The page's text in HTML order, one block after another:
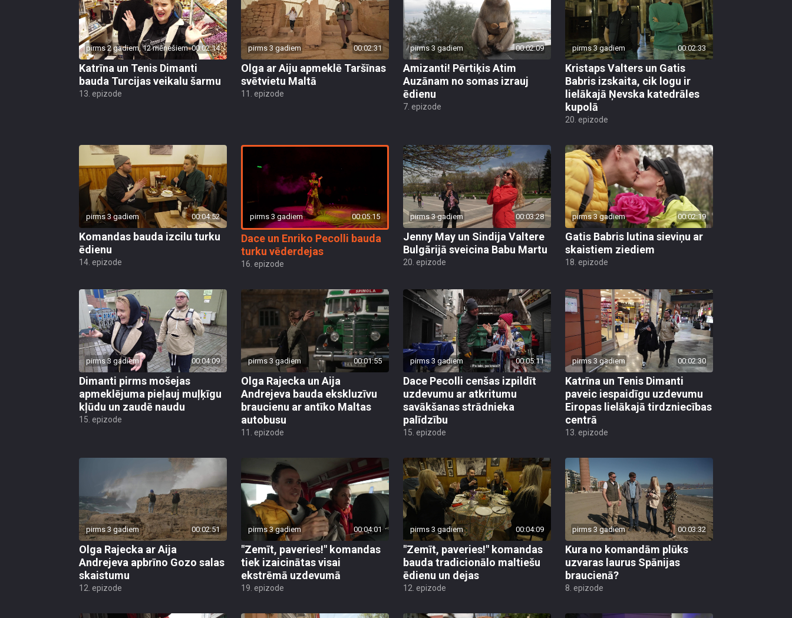
pirms 2 gadiem, 12 mēnešiem 00:02:14
Katrīna un Tenis Dimanti
bauda Turcijas veikalu šarmu
13. epizode
pirms 3 gadiem 00:02:31
Olga ar Aiju apmeklē Taršīnas
svētvietu Maltā
11. epizode
pirms 3 gadiem 00:02:09
Amizanti! Pērtiķis Atim
Auzānam no somas izrauj
ēdienu
7. epizode
pirms 3 gadiem 00:02:33
Kristaps Valters un Gatis
Babris izskaita, cik logu ir
lielākajā Ņevska katedrāles
kupolā
20. epizode
pirms 3 gadiem 00:04:52
Komandas bauda izcilu turku
ēdienu
14. epizode
pirms 3 gadiem 00:05:15
Dace un Enriko Pecolli bauda
turku vēderdejas
16. epizode
pirms 3 gadiem 00:03:28
Jenny May un Sindija Valtere
Bulgārijā sveicina Babu Martu
20. epizode
pirms 3 gadiem 00:02:19
Gatis Babris lutina sieviņu ar
skaistiem ziediem
18. epizode
pirms 3 gadiem 00:04:09
Dimanti pirms mošejas
apmeklējuma pieļauj muļķīgu
kļūdu un zaudē naudu
15. epizode
pirms 3 gadiem 00:01:55
Olga Rajecka un Aija
Andrejeva bauda ekskluzīvu
braucienu ar antīko Maltas
autobusu
11. epizode
pirms 3 gadiem 00:05:11
Dace Pecolli cenšas izpildīt
uzdevumu ar atkritumu
savākšanas strādnieka
palīdzību
15. epizode
pirms 3 gadiem 00:02:30
Katrīna un Tenis Dimanti
paveic iespaidīgu uzdevumu
Eiropas lielākajā tirdzniecības
centrā
13. epizode
pirms 3 gadiem 00:02:51
Olga Rajecka ar Aija
Andrejeva apbrīno Gozo salas
skaistumu
12. epizode
pirms 3 gadiem 00:04:01
"Zemīt, paveries!" komandas
tiek izaicinātas visai
ekstrēmā uzdevumā
19. epizode
pirms 3 gadiem 00:04:09
"Zemīt, paveries!" komandas
bauda tradicionālo maltiešu
ēdienu un dejas
12. epizode
pirms 3 gadiem 00:03:32
Kura no komandām plūks
uzvaras laurus Spānijas
braucienā?
8. epizode